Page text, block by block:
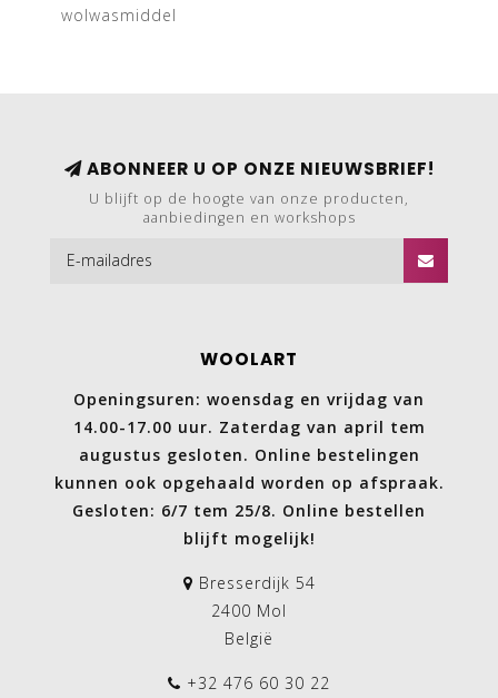
wolwasmiddel
ABONNEER U OP ONZE NIEUWSBRIEF!
U blijft op de hoogte van onze producten,
aanbiedingen en workshops
WOOLART
Openingsuren: woensdag en vrijdag van
14.00-17.00 uur. Zaterdag van april tem
augustus gesloten. Online bestelingen
kunnen ook opgehaald worden op afspraak.
Gesloten: 6/7 tem 25/8. Online bestellen
blijft mogelijk!
Bresserdijk 54
2400 Mol
België
+32 476 60 30 22